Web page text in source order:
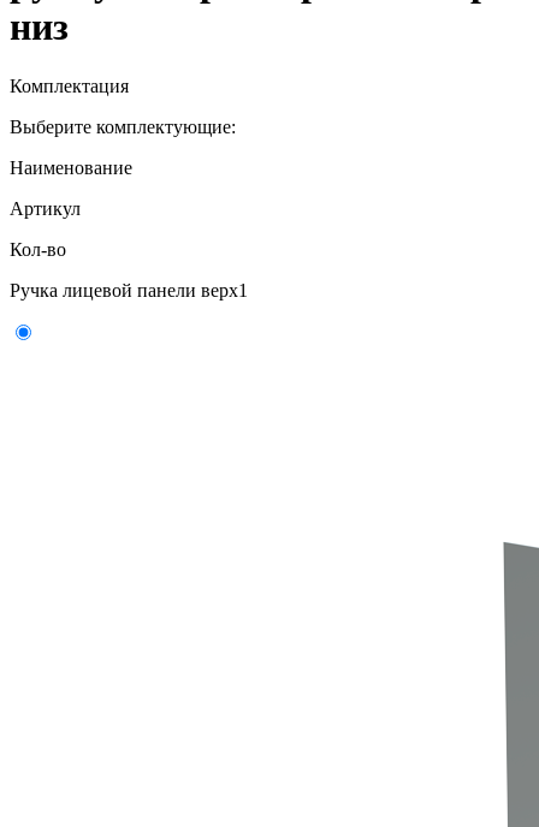
низ
Комплектация
Выберите комплектующие:
Наименование
Артикул
Кол-во
Ручка лицевой панели верх1